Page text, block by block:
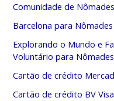
Comunidade de
Barcelona para
Explorando o Mundo e
Voluntário para
Cartão de crédito
Cartão de crédito BV